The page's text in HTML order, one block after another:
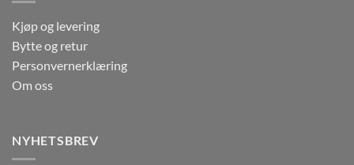
Kjøp og levering
Bytte og retur
Personvernerklæring
Om oss
NYHETSBREV